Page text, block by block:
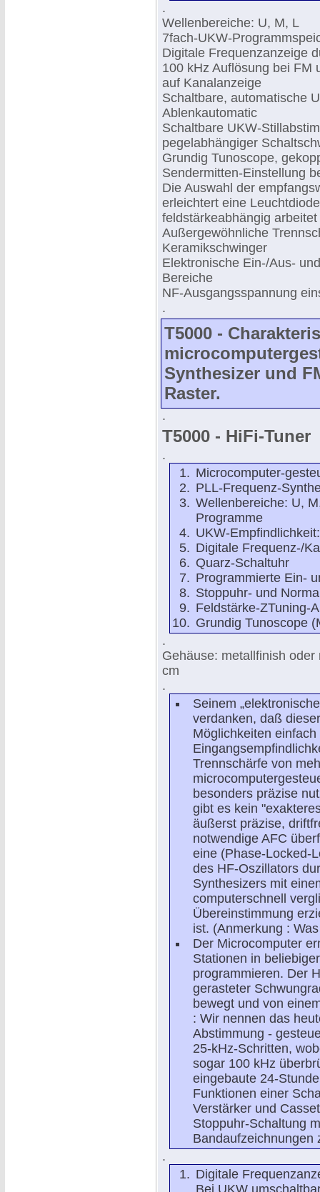
.
Wellenbereiche: U, M, L
7fach-UKW-
Digitale Frequenzanzeige
100 kHz Auflösung bei FM
auf Kanalanzeige
Schaltbare, automatische
Ablenkautomatic
Schaltbare UKW-
pegelabhängiger
Grundig Tunoscope,
Sendermitten-Einstellung
Die Auswahl der
erleichtert eine
feldstärkeabhängig
Außergewöhnliche
Keramikschwinger
Elektronische Ein-/Aus-
Bereiche
NF-Ausgangsspannung
.
T5000 -
Synthesizer und
Raster.
.
T5000 - HiFi-Tuner
.
Microcomputer-
PLL-Frequenz-
Wellenbereiche: U,
Programme
UKW-
Digitale Frequenz-/
Quarz-Schaltuhr
Programmierte Ein-
Stoppuhr- und
Feldstärke-ZTuning-
Grundig Tunoscope
.
Gehäuse: metallfinish
cm
.
Seinem
verdanken, daß
Möglichkeiten
Trennschärfe von
besonders präzise
gibt es kein
äußerst präzise,
notwendige AFC
eine (Phase-Locked-
des HF-Oszillators
Synthesizers mit
computerschnell
Übereinstimmung
ist. (Anmerkung :
Der Microcomputer
Stationen in
programmieren. Der
gerasteter
bewegt und von
: Wir nennen das
Abstimmung -
25-kHz-Schritten,
sogar 100 kHz
eingebaute 24-
Funktionen einer
Verstärker und
Stoppuhr-Schaltung
Bandaufzeichnungen
.
Digitale
Bei UKW